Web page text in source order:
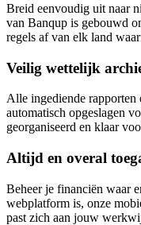
Breid eenvoudig uit naar
van Banqup is gebouwd
regels af van elk land
Veilig wettelijk
Alle ingediende rapporten
automatisch opgeslagen
georganiseerd en klaar
Altijd en overal
Beheer je financiën waar
webplatform is, onze
past zich aan jouw